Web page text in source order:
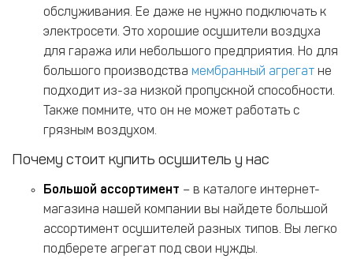
обслуживания. Ее даже не нужно подключать к
электросети. Это хорошие осушители воздуха
для гаража или небольшого предприятия. Но для
большого производства мембранный агрегат не
подходит из-за низкой пропускной способности.
Также помните, что он не может работать с
грязным воздухом.
Почему стоит купить осушитель у нас
Большой ассортимент – в каталоге интернет-
магазина нашей компании вы найдете большой
ассортимент осушителей разных типов. Вы легко
подберете агрегат под свои нужды.